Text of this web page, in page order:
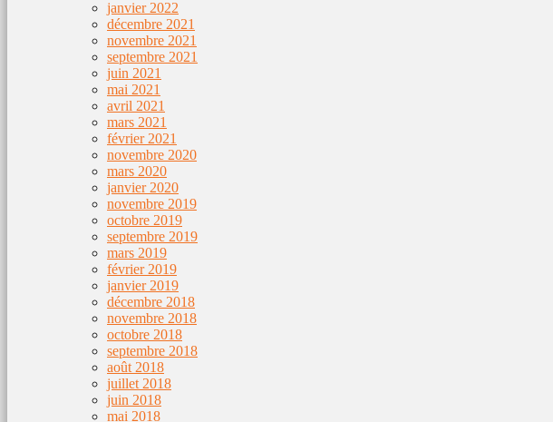
janvier 2022
décembre 2021
novembre 2021
septembre 2021
juin 2021
mai 2021
avril 2021
mars 2021
février 2021
novembre 2020
mars 2020
janvier 2020
novembre 2019
octobre 2019
septembre 2019
mars 2019
février 2019
janvier 2019
décembre 2018
novembre 2018
octobre 2018
septembre 2018
août 2018
juillet 2018
juin 2018
mai 2018